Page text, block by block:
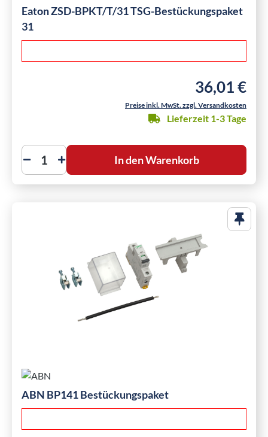
Eaton ZSD-BPKT/T/31 TSG-Bestückungspaket
31
Regulärer
36,01 €
Preise inkl. MwSt. zzgl. Versandkosten
Lieferzeit 1-3 Tage
In den Warenkorb
ABN BP141 Bestückungspaket